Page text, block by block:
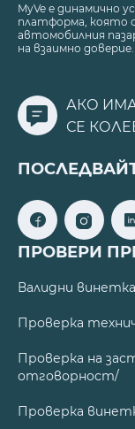
MyVe е динамично
платформа, която
автомобилния
на взаимно доверие.
АКО
СЕ
ПРОВЕРИ
Валидни
Проверка
Проверка на
отговорност/
Проверка